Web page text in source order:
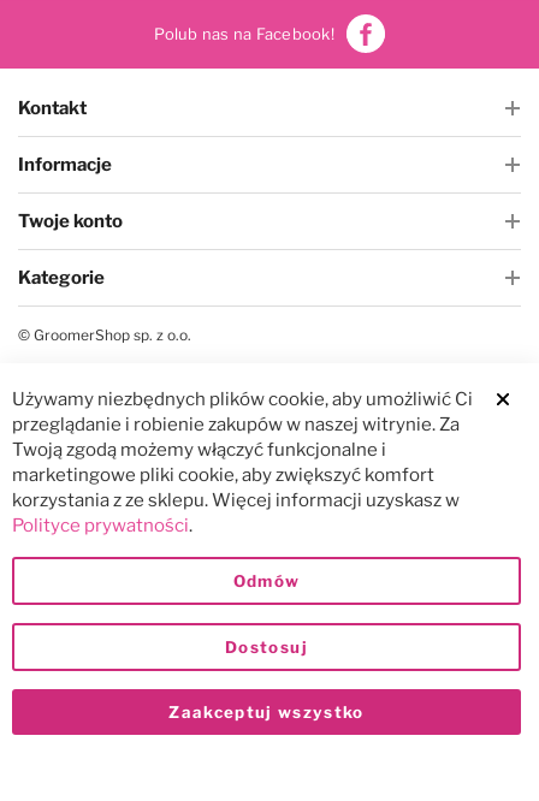
Polub nas na Facebook!
Kontakt
Informacje
Twoje konto
Kategorie
© GroomerShop sp. z o.o.
Używamy niezbędnych plików cookie, aby umożliwić Ci
przeglądanie i robienie zakupów w naszej witrynie. Za
Twoją zgodą możemy włączyć funkcjonalne i
marketingowe pliki cookie, aby zwiększyć komfort
korzystania z ze sklepu. Więcej informacji uzyskasz w
Polityce prywatności.
Zaakceptuj wszystko
Dostosuj
Odmów